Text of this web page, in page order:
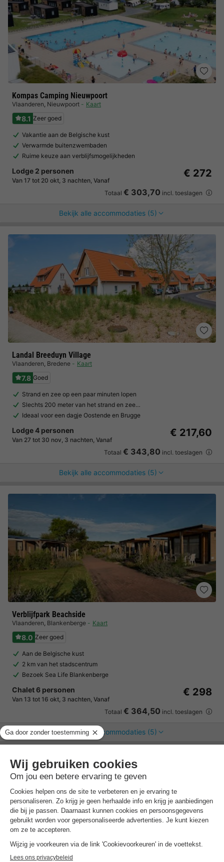
Kompas Camping Nieuwpoort
Vlaanderen, Nieuwpoort Kaart
8.1 Zeer goed
Vakantie aan de Belgische kust
Verwarmde buitenzwembaden
Ruime keuze aan verblijfsmogelijkheden
Lodge 2 personen
Van 17 tot 20 okt, 3 nachten, Vanaf
€ 272
Totaal € 303,70 incl. toeslagen
Bekijk alle accommodaties (5)
Landal Breeduyn Village
Vlaanderen, Bredene Kaart
7.8 Goed
Strand en zee op een paar minuten lopen
Slechts 200 meter van het strand en zee…
Ideaal voor een dagje Oostende en Brugge
Lodge 4 personen
Van 27 tot 30 nov, 3 nachten, Vanaf
€ 217,60
Totaal € 343,80 incl. toeslagen
Bekijk alle accommodaties (5)
Verblijfpark Beachside
Vlaanderen, Blankenberge Kaart
8.0 Zeer goed
Aan de Belgische kust
2 km van het stadscentrum
Bezoek Sea Life Blankenberge
Chalet 6 personen
Van 13 tot 16 okt, 3 nachten, Vanaf
€ 298
Totaal € 364,50 incl. toeslagen
Bekijk alle accommodaties (5)
7 nachten onder de €500!
Boek nu een voordelige zomervakantie &